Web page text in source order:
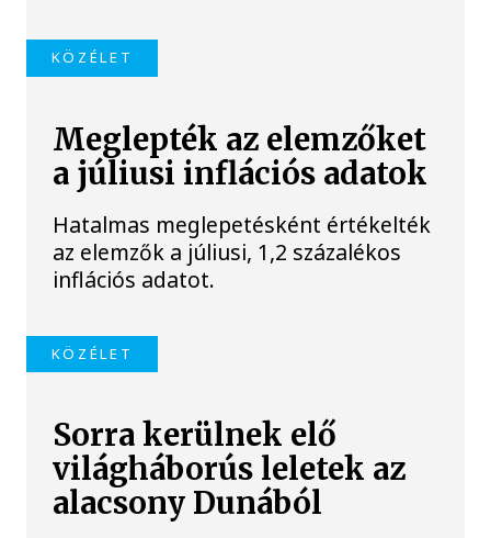
KÖZÉLET
Meglepték az elemzőket
a júliusi inflációs adatok
Hatalmas meglepetésként értékelték
az elemzők a júliusi, 1,2 százalékos
inflációs adatot.
KÖZÉLET
Sorra kerülnek elő
világháborús leletek az
alacsony Dunából